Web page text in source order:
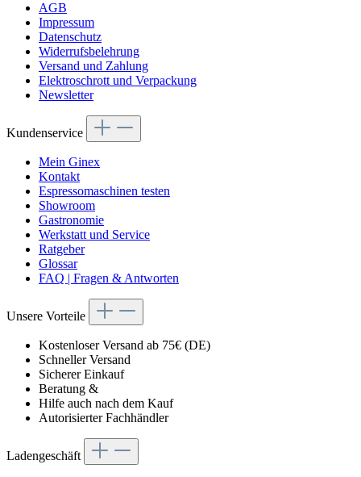
AGB
Impressum
Datenschutz
Widerrufsbelehrung
Versand und Zahlung
Elektroschrott und Verpackung
Newsletter
Kundenservice
Mein Ginex
Kontakt
Espressomaschinen testen
Showroom
Gastronomie
Werkstatt und Service
Ratgeber
Glossar
FAQ | Fragen & Antworten
Unsere Vorteile
Kostenloser Versand ab 75€ (DE)
Schneller Versand
Sicherer Einkauf
Beratung &
Hilfe auch nach dem Kauf
Autorisierter Fachhändler
Ladengeschäft